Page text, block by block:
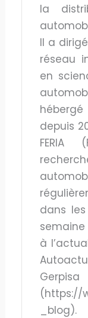
la
Il a
réseau
en
hébergé
depuis
FERIA
dans
à
(https://
_blog).